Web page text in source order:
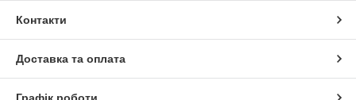
Контакти
Доставка та оплата